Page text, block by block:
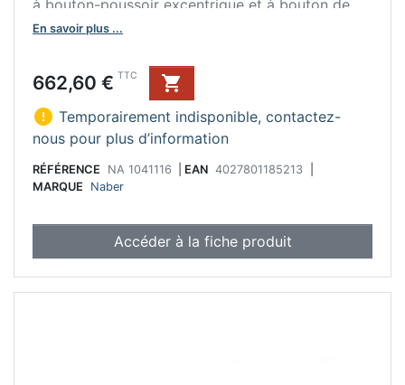
à bouton-poussoir excentrique et à bouton de
tirage excentrique en acier inoxydable sont
En savoir plus ...
Prix
662,60 € TTC

 Temporairement indisponible, contactez-
nous pour plus d’information
RÉFÉRENCE NA 1041116 EAN 4027801185213
MARQUE
Naber
Accéder à la fiche produit